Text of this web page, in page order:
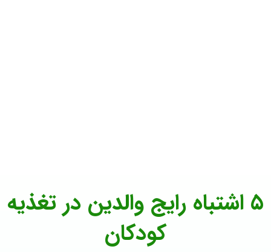
۵ اشتباه رایج والدین در تغذیه
کودکان